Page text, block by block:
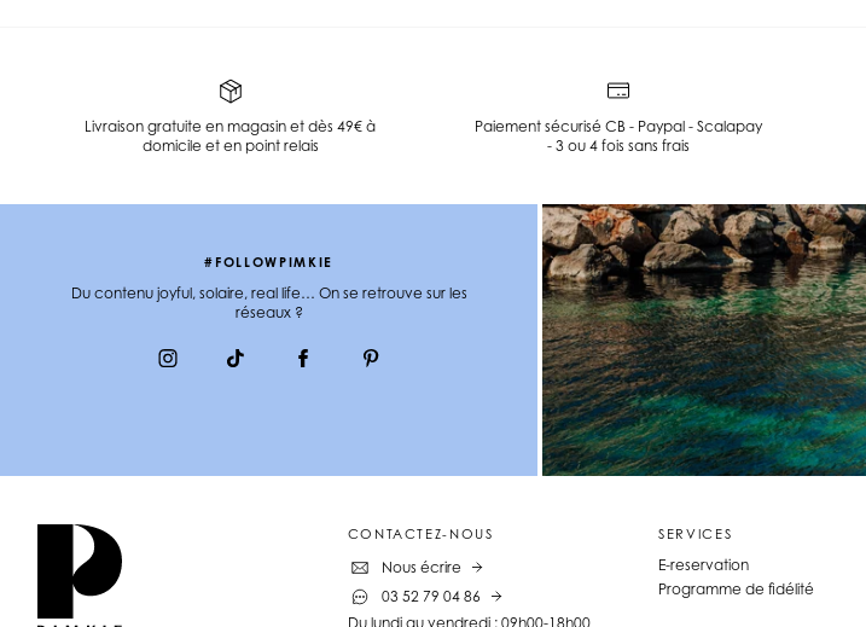
Livraison gratuite en magasin et dès 49€ à
domicile et en point relais
Paiement sécurisé CB - Paypal - Scalapay
- 3 ou 4 fois sans frais
#FOLLOWPIMKIE
Du contenu joyful, solaire, real life… On se retrouve sur les
réseaux ?
CONTACTEZ-NOUS
Nous écrire
03 52 79 04 86
Du lundi au vendredi : 09h00-18h00
SERVICES
E-reservation
Programme de fidélité